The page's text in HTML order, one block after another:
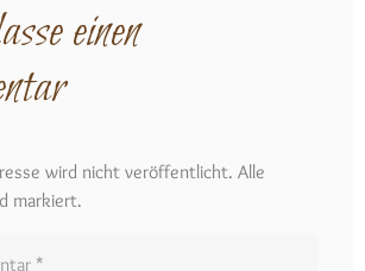
einen
wird nicht veröffentlicht. Alle
markiert.